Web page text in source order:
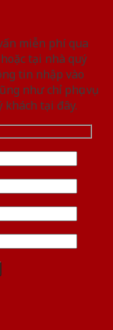
miễn phí qua
tại nhà quý
tin nhập vào
như chỉ phục vụ
khách tại đây.